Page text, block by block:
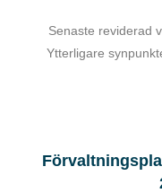
Senaste reviderad
Ytterligare